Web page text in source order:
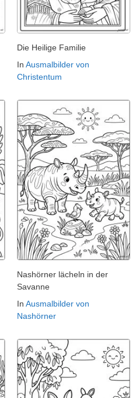
Die Heilige Familie
In Ausmalbilder von
Christentum
Nashörner lächeln in der
Savanne
In Ausmalbilder von
Nashörner